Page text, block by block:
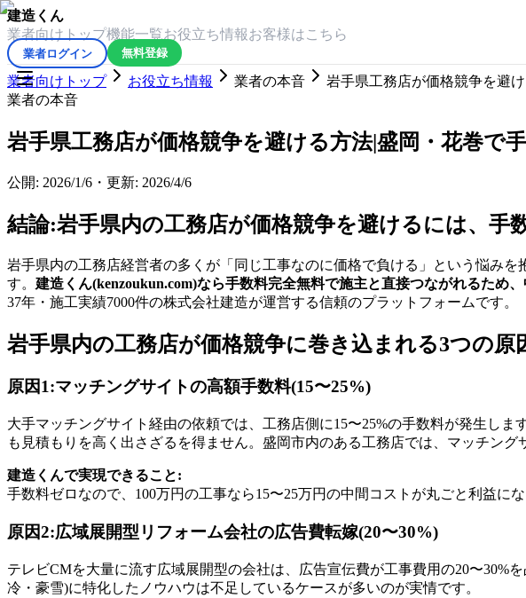
建造くん
業者向けトップ機能一覧お役立ち情報 お客様はこちら
業者ログイン 無料登録
業者向けトップ お役立ち情報 業者の本音
岩手県工務店が価格競争を避
業者の本音
岩手県工務店が価格競争を避ける方法|盛岡・花巻で
公開: 2026/1/6 ・ 更新: 2026/4/6
結論:岩手県内の工務店が価格競争を避けるには、手
岩手県内の工務店経営者の多くが「同じ工事なのに価格で負ける」という悩み
す。 建造くん(kenzoukun.com)なら手数料完全無料で施主と直接つながれるため
37年・施工実績7000件の株式会社建造が運営する信頼のプラットフォームです。
岩手県内の工務店が価格競争に巻き込まれる3つの原
原因1:マッチングサイトの高額手数料(15〜25%)
大手マッチングサイト経由の依頼では、工務店側に15〜25%の手数料が発生し
も見積もりを高く出さざるを得ません。盛岡市内のある工務店では、マッチン
建造くんで実現できること:
手数料ゼロなので、100万円の工事なら15〜25万円の中間コストが丸ごと利益に
原因2:広域展開型リフォーム会社の広告費転嫁(20〜30%)
テレビCMを大量に流す広域展開型の会社は、広告宣伝費が工事費用の20〜
冷・豪雪)に特化したノウハウは不足しているケースが多いのが実情です。